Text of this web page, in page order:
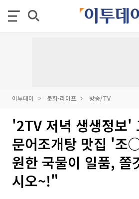
이투데이 문화·라이프 방송/TV
'2TV 저녁 생생정보'
문어조개탕 맛집 '
원한 국물이 일품, 쫄
시오~!"